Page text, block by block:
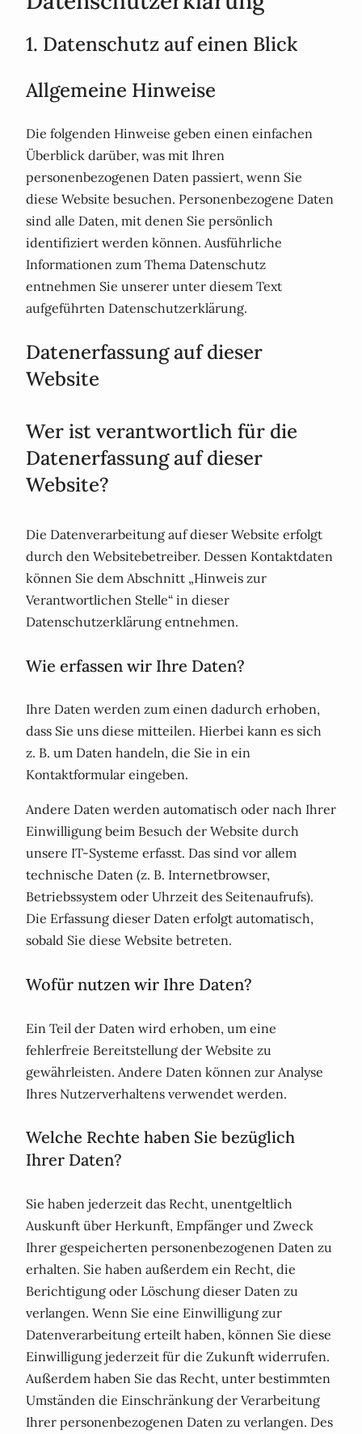
1. Datenschutz auf einen Blick
Allgemeine Hinweise
Die folgenden Hinweise geben einen einfachen
Überblick darüber, was mit Ihren
personenbezogenen Daten passiert, wenn Sie
diese Website besuchen. Personenbezogene Daten
sind alle Daten, mit denen Sie persönlich
identifiziert werden können. Ausführliche
Informationen zum Thema Datenschutz
entnehmen Sie unserer unter diesem Text
aufgeführten Datenschutzerklärung.
Datenerfassung auf dieser
Website
Wer ist verantwortlich für die
Datenerfassung auf dieser
Website?
Die Datenverarbeitung auf dieser Website erfolgt
durch den Websitebetreiber. Dessen Kontaktdaten
können Sie dem Abschnitt „Hinweis zur
Verantwortlichen Stelle“ in dieser
Datenschutzerklärung entnehmen.
Wie erfassen wir Ihre Daten?
Ihre Daten werden zum einen dadurch erhoben,
dass Sie uns diese mitteilen. Hierbei kann es sich
z. B. um Daten handeln, die Sie in ein
Kontaktformular eingeben.
Andere Daten werden automatisch oder nach Ihrer
Einwilligung beim Besuch der Website durch
unsere IT-Systeme erfasst. Das sind vor allem
technische Daten (z. B. Internetbrowser,
Betriebssystem oder Uhrzeit des Seitenaufrufs).
Die Erfassung dieser Daten erfolgt automatisch,
sobald Sie diese Website betreten.
Wofür nutzen wir Ihre Daten?
Ein Teil der Daten wird erhoben, um eine
fehlerfreie Bereitstellung der Website zu
gewährleisten. Andere Daten können zur Analyse
Ihres Nutzerverhaltens verwendet werden.
Welche Rechte haben Sie bezüglich
Ihrer Daten?
Sie haben jederzeit das Recht, unentgeltlich
Auskunft über Herkunft, Empfänger und Zweck
Ihrer gespeicherten personenbezogenen Daten zu
erhalten. Sie haben außerdem ein Recht, die
Berichtigung oder Löschung dieser Daten zu
verlangen. Wenn Sie eine Einwilligung zur
Datenverarbeitung erteilt haben, können Sie diese
Einwilligung jederzeit für die Zukunft widerrufen.
Außerdem haben Sie das Recht, unter bestimmten
Umständen die Einschränkung der Verarbeitung
Ihrer personenbezogenen Daten zu verlangen. Des